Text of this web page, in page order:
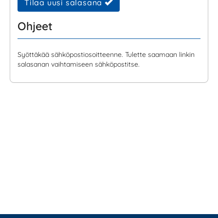
Tilaa uusi salasana
Ohjeet
Syöttäkää sähköpostiosoitteenne. Tulette saamaan linkin
salasanan vaihtamiseen sähköpostitse.